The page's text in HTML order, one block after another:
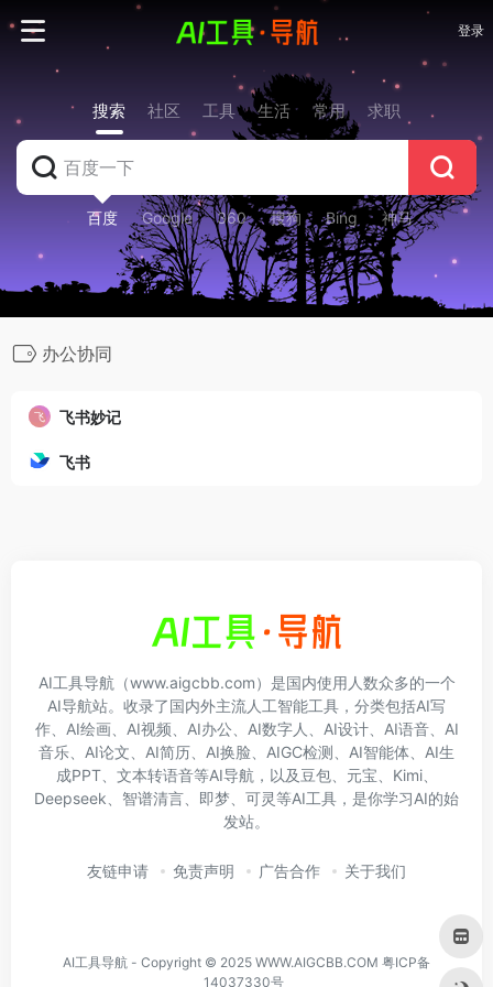
登录
搜索 社区 工具 生活 常用 求职
百度 Google 360 搜狗 Bing 神马
办公协同
飞书妙记
飞书
AI工具导航（www.aigcbb.com）是国内使用人数众多的一个
AI导航站。收录了国内外主流人工智能工具，分类包括AI写
作、AI绘画、AI视频、AI办公、AI数字人、AI设计、AI语音、AI
音乐、AI论文、AI简历、AI换脸、AIGC检测、AI智能体、AI生
成PPT、文本转语音等AI导航，以及豆包、元宝、Kimi、
Deepseek、智谱清言、即梦、可灵等AI工具，是你学习AI的始
发站。
友链申请 免责声明 广告合作 关于我们
AI工具导航 - Copyright © 2025 WWW.AIGCBB.COM 粤ICP备
14037330号